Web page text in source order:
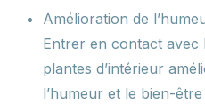
Amélioration de
Entrer en contact avec
plantes d’intérieur
l’humeur et le bien-